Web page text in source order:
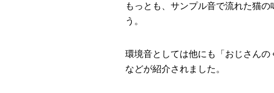
もっとも、サンプル音で流れた猫
う。
環境音としては他にも「おじさんの
などが紹介されました。